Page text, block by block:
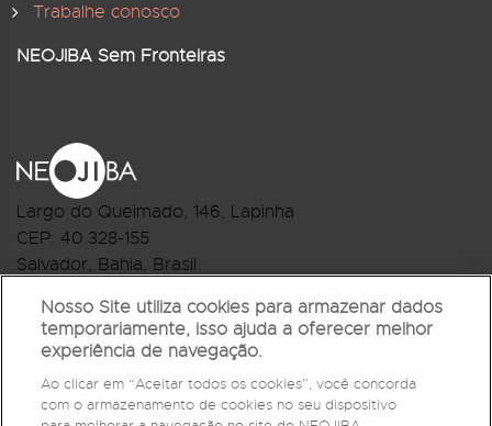
Trabalhe conosco
NEOJIBA Sem Fronteiras
Largo do Queimado, 146, Lapinha
CEP: 40.328-155
Salvador, Bahia, Brasil
R.Monte Castelo Nº 62, Bairro Barbalho
CEP: 40.301-210
Salvador, Bahia, Brasil
Telefone:(71) 3032-1073
Nosso Site utiliza cookies para armazenar dados
temporariamente, isso ajuda a oferecer melhor
experiência de navegação.
Ao clicar em “Aceitar todos os cookies”, você concorda
com o armazenamento de cookies no seu dispositivo